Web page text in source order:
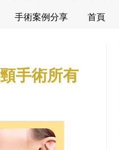
手術案例分享 首頁
手術所有